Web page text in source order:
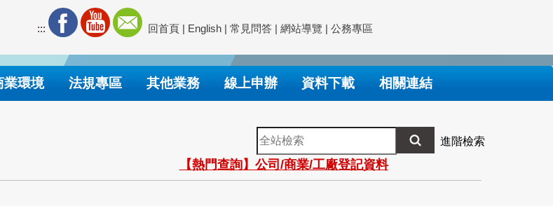
::: 回首頁 | English | 常見問答 | 網站導覽 | 公務專區
業環境 法規專區 其他業務 線上申辦 資料下載 相關連結
全
站
檢
索
進階檢索
【熱門查詢】公司/商業/工廠登記資料